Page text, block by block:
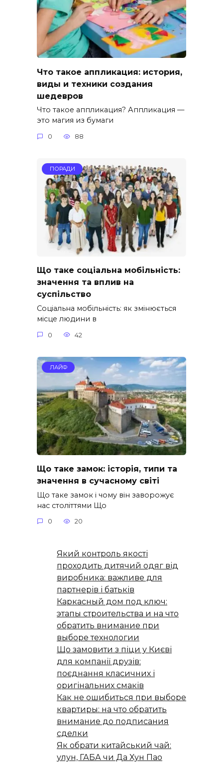
Что такое аппликация: история,
виды и техники создания
шедевров
Что такое аппликация? Аппликация —
это магия из бумаги
0 88
ПОРАДИ
Що таке соціальна мобільність:
значення та вплив на
суспільство
Соціальна мобільність: як змінюється
місце людини в
0 42
ЛАЙФ
Що таке замок: історія, типи та
значення в сучасному світі
Що таке замок і чому він заворожує
нас століттями Що
0 20
Який контроль якості
проходить дитячий одяг від
виробника: важливе для
партнерів і батьків
Каркасный дом под ключ:
этапы строительства и на что
обратить внимание при
выборе технологии
Що замовити з піци у Києві
для компанії друзів:
поєднання класичних і
оригінальних смаків
Как не ошибиться при выборе
квартиры: на что обратить
внимание до подписания
сделки
Як обрати китайський чай:
улун, ГАБА чи Да Хун Пао